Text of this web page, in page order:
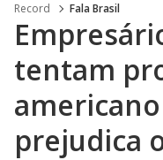
Record Fala Brasil
tentam
prejudica